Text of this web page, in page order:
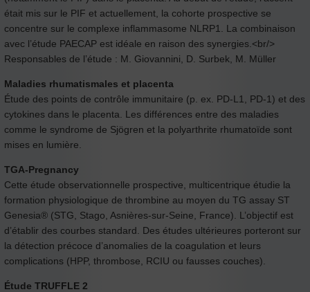
était mis sur le PIF et actuellement, la cohorte prospective se
concentre sur le complexe inflammasome NLRP1. La combinaison
avec l’étude PAECAP est idéale en raison des synergies.<br/>
Responsables de l’étude : M. Giovannini, D. Surbek, M. Müller
Maladies rhumatismales et placenta
Étude des points de contrôle immunitaire (p. ex. PD-L1, PD-1) et des
cytokines dans le placenta. Les différences entre des maladies
comme le syndrome de Sjögren et la polyarthrite rhumatoïde sont
mises en lumière.
TGA-Pregnancy
Cette étude observationnelle prospective, multicentrique étudie la
formation physiologique de thrombine au moyen du TG assay ST
Genesia® (STG, Stago, Asnières-sur-Seine, France). L’objectif est
d’établir des courbes standard. Des études ultérieures porteront sur
la détection précoce d’anomalies de la coagulation et leurs
complications (HPP, thrombose, RCIU ou fausses couches).
Étude TRUFFLE 2